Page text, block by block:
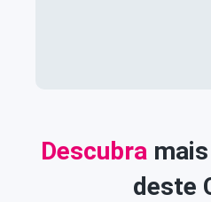
Descubra
deste